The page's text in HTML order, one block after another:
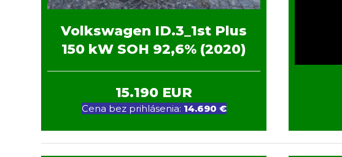
Volkswagen ID.3_1st Plus
150 kW SOH 92,6% (2020)
15.190 EUR
Cena bez prihlásenia: 14.690 €